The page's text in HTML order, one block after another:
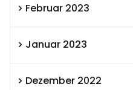
Februar 2023
Januar 2023
Dezember 2022